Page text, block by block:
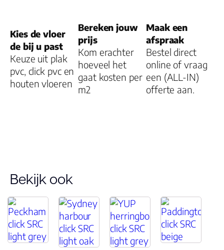
Kies de vloer
de bij u past
Keuze uit plak
pvc, click pvc en
houten vloeren
Bereken jouw
prijs
Kom erachter
hoeveel het
gaat kosten per
m2
Maak een
afspraak
Bestel direct
online of vraag
een (ALL-IN)
offerte aan.
Bekijk ook